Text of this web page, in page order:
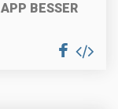
BESSER